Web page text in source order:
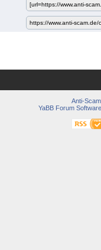
Anti-Scam
YaBB Forum Software